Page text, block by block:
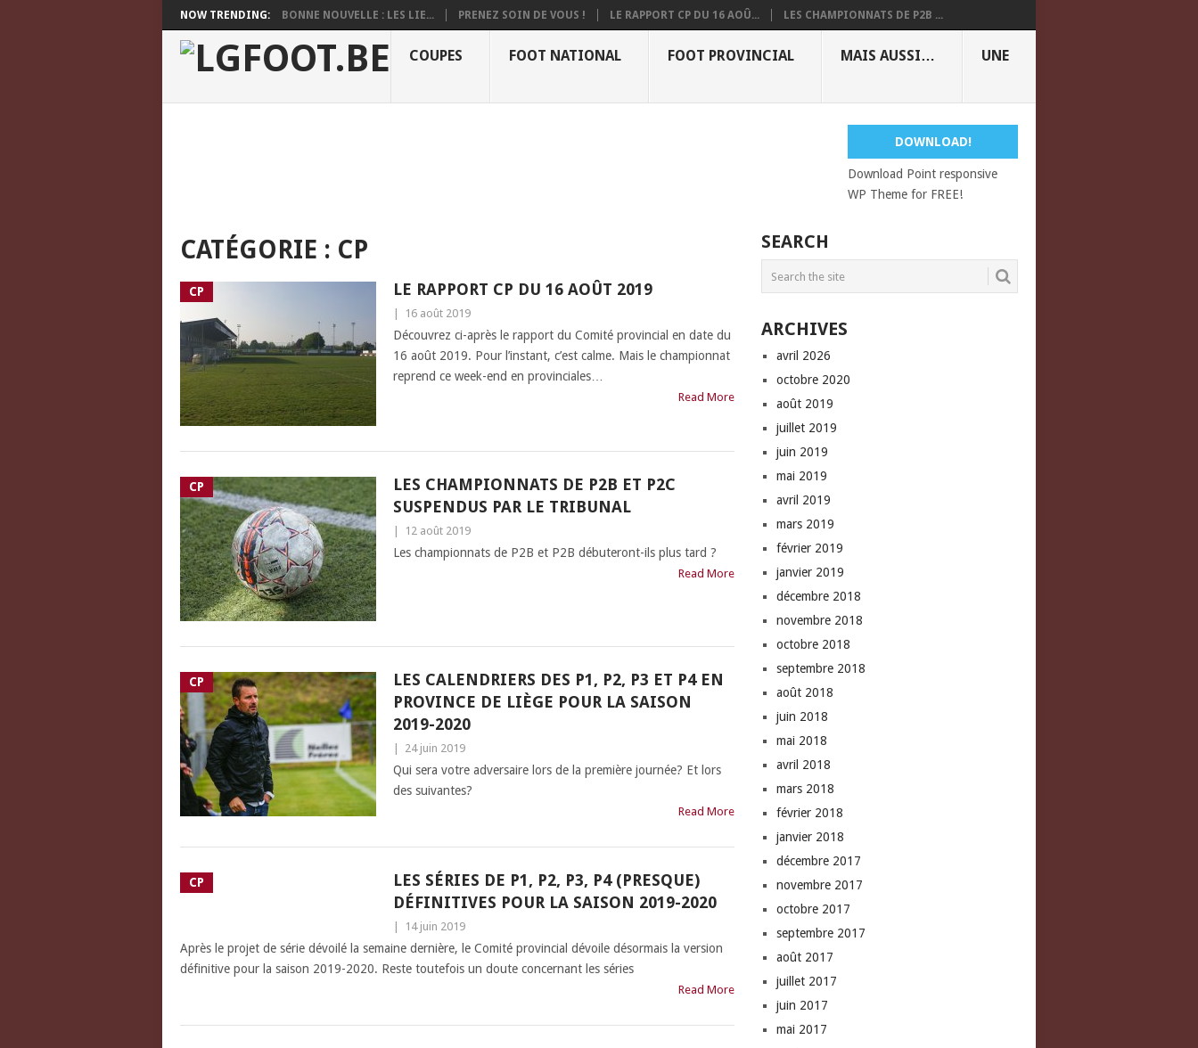
NOW TRENDING: BONNE NOUVELLE : LES LIE... PRENEZ SOIN DE VOUS ! LE RAPPORT CP DU 16 AOÛ... LES CHAMPIONNATS DE P2B ...
COUPES FOOT NATIONAL FOOT PROVINCIAL MAIS AUSSI… UNE
DOWNLOAD!
Download Point responsive
WP Theme for FREE!
CATÉGORIE : CP
CP LE RAPPORT CP DU 16 AOÛT 2019
16 août 2019
Découvrez ci-après le rapport du Comité provincial en date du
16 août 2019. Pour l’instant, c’est calme. Mais le championnat
reprend ce week-end en provinciales…
Read More
CP
LES CHAMPIONNATS DE P2B ET P2C
SUSPENDUS PAR LE TRIBUNAL
12 août 2019
Les championnats de P2B et P2B débuteront-ils plus tard ?
Read More
CP
LES CALENDRIERS DES P1, P2, P3 ET P4 EN
PROVINCE DE LIÈGE POUR LA SAISON
2019-2020
24 juin 2019
Qui sera votre adversaire lors de la première journée? Et lors
des suivantes?
Read More
CP
LES SÉRIES DE P1, P2, P3, P4 (PRESQUE)
DÉFINITIVES POUR LA SAISON 2019-2020
14 juin 2019
Après le projet de série dévoilé la semaine dernière, le Comité provincial dévoile désormais la version
définitive pour la saison 2019-2020. Reste toutefois un doute concernant les séries
Read More
SEARCH
ARCHIVES
avril 2026
octobre 2020
août 2019
juillet 2019
juin 2019
mai 2019
avril 2019
mars 2019
février 2019
janvier 2019
décembre 2018
novembre 2018
octobre 2018
septembre 2018
août 2018
juin 2018
mai 2018
avril 2018
mars 2018
février 2018
janvier 2018
décembre 2017
novembre 2017
octobre 2017
septembre 2017
août 2017
juillet 2017
juin 2017
mai 2017